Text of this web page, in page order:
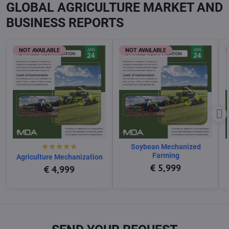
GLOBAL AGRICULTURE MARKET AND
BUSINESS REPORTS
NOT AVAILABLE
Agriculture Mechanization
€ 4,999
NOT AVAILABLE
Soybean Mechanized
Farming
€ 5,999